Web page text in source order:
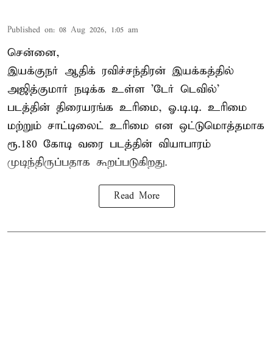
Published on: 08 Aug 2026, 1:05 am
சென்னை,
இயக்குநர் ஆதிக் ரவிச்சந்திரன் இயக்கத்தில்
அஜித்குமார் நடிக்க உள்ள 'டேர் டெவில்'
படத்தின் திரையரங்க உரிமை, ஓ.டி.டி. உரிமை
மற்றும் சாட்டிலைட் உரிமை என ஒட்டுமொத்தமாக
ரூ.180 கோடி வரை படத்தின் வியாபாரம்
முடிந்திருப்பதாக கூறப்படுகிறது.
Read More